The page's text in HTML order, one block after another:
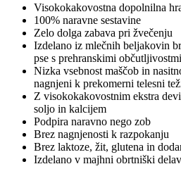
Visokokakovostna dopolnilna
100% naravne sestavine
Zelo dolga zabava pri žvečenju
Izdelano iz mlečnih beljakovin
pse s prehranskimi občutljivostmi
Nizka vsebnost maščob in
nagnjeni k prekomerni telesni
Z visokokakovostnim ekstra
soljo in kalcijem
Podpira naravno nego zob
Brez nagnjenosti k razpokanju
Brez laktoze, žit, glutena in
Izdelano v majhni obrtniški